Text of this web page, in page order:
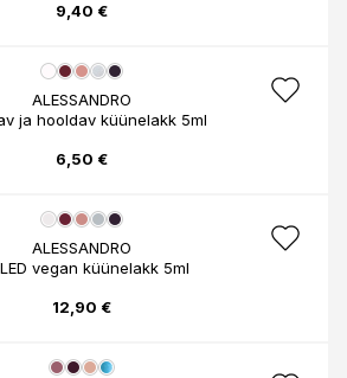
9,40 €
ALESSANDRO
ja hooldav küünelakk 5ml
6,50 €
ALESSANDRO
vegan küünelakk 5ml
12,90 €